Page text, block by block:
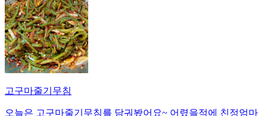
고구마줄기무침
오늘은 고구마줄기무침를 담궈봤어요~ 어렸을적에 친정엄마